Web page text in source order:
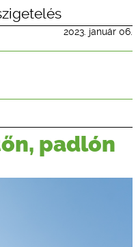
2023. január 06.
padlón